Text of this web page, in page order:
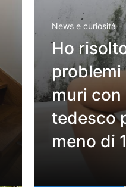
News e curiosità
Ho
muri
tedesco
meno di